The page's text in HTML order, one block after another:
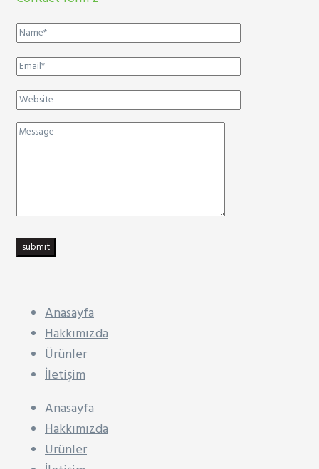
submit
Anasayfa
Hakkımızda
Ürünler
İletişim
Anasayfa
Hakkımızda
Ürünler